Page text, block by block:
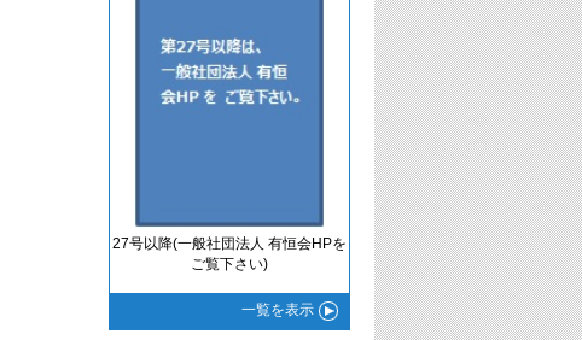
27号以降(一般社団法人 有恒会HPを
ご覧下さい)
一覧を表示